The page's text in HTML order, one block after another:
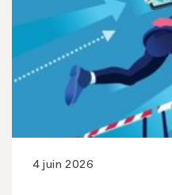
4 juin 2026